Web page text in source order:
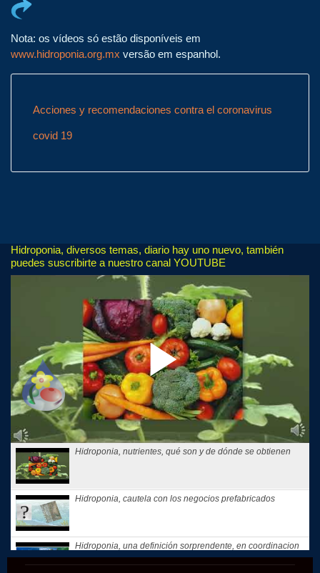
Nota: os vídeos só estão disponíveis em
www.hidroponia.org.mx versão em espanhol.
Acciones y recomendaciones contra el coronavirus
covid 19
Hidroponia, diversos temas, diario hay uno nuevo, también
puedes suscribirte a nuestro canal YOUTUBE
Hidroponia, nutrientes, qué son y de dónde se obtienen
Hidroponia, cautela con los negocios prefabricados
Hidroponia, una definición sorprendente, en coordinacion
con la...